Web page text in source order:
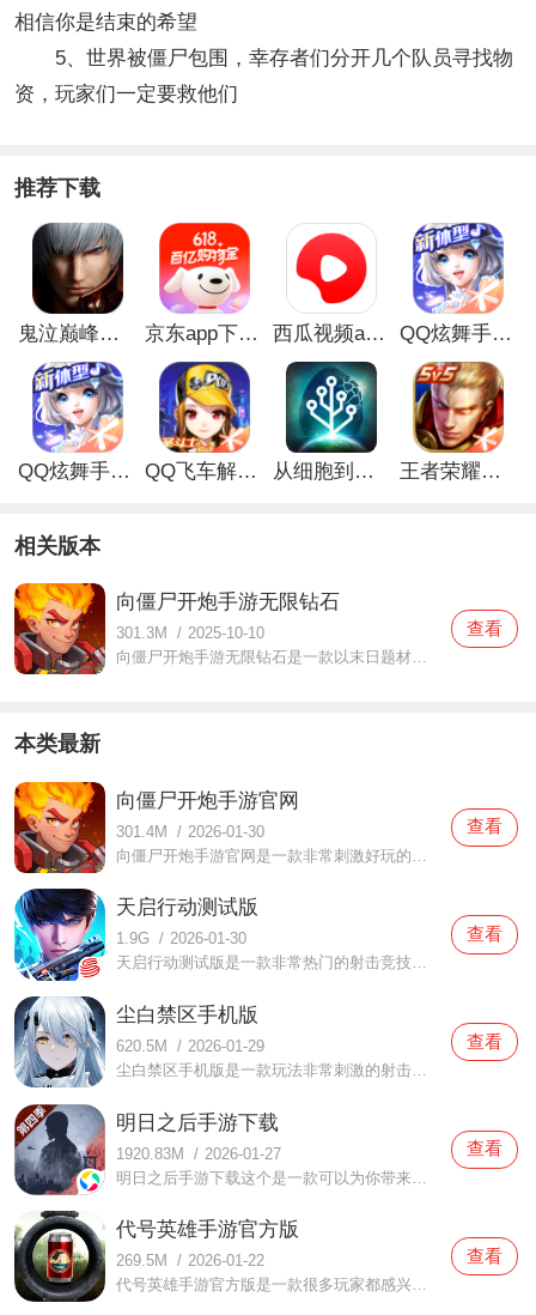
相信你是结束的希望
5、世界被僵尸包围，幸存者们分开几个队员寻找物
资，玩家们一定要救他们
推荐下载
鬼泣巅峰之战最新破解版 京东app下载安装 西瓜视频app安卓版 QQ炫舞手游破解版
QQ炫舞手游解锁版 QQ飞车解锁版无限钻石最新版 从细胞到奇点手游 王者荣耀无限点券解锁版
相关版本
向僵尸开炮手游无限钻石
301.3M / 2025-10-10
向僵尸开炮手游无限钻石是一款以末日题材结合僵尸元素打造的的射击Roguelike手游，故事发生在一个生化感染迅速扩张使得僵尸横行，玩家扮演的角色将指挥队伍与僵尸展开激烈的战斗，还有不同的游戏关卡可以挑战，还有各种武器装备可以选择大片，玩家们将在这里体验到最刺激爽快
查看
本类最新
向僵尸开炮手游官网
301.4M / 2026-01-30
查看
天启行动测试版
1.9G / 2026-01-30
天启行动测试版是一款非常热门的射击竞技类手游，由网易研发的5V5公平竞技游戏，采用了虚幻四引擎打造，玩家将以第一人称的视角进行操作，而且游戏里面还拥有各种不同的竞技玩法和大量的武器枪械等你来选择，各种竞技模式，副本关卡等都可以尽情的挑战
查看
尘白禁区手机版
620.5M / 2026-01-29
尘白禁区手机版是一款玩法非常刺激的射击游戏，在这款尘白禁区手机版中采用了非常精美的画面体验，整体的操作都是非常流畅的，玩家们在体验的时候也能更加轻松，同时营造了紧张又刺激的闯关氛围，你们都可以期待一下，超多高难度关卡都可以来挑战，还能感受不一样的射击体
查看
明日之后手游下载
1920.83M / 2026-01-27
明日之后手游下载这个是一款可以为你带来全新的冒险射击内容的手机游戏，这里有非常好玩有趣的内容可以体验户的，这里的生存问题是每个玩家们都要面对的，而且你在这还可以感受到很多不一样的精彩战斗内容，这里还为你带来各种好玩有趣的互动社交体验，游戏不仅是一个人的
查看
代号英雄手游官方版
269.5M / 2026-01-22
代号英雄手游官方版是一款很多玩家都感兴趣的射击游戏，玩家们通过这款代号英雄手游官方版可以体验到非常真实的射击体验，为大家带来了3D超真实画风体验，同时还提供了多种可以任由玩家进行选择，多人组队也是轻轻松松，想要赢得胜利就要靠你的本事哦，小伙伴们都可以放心来
查看